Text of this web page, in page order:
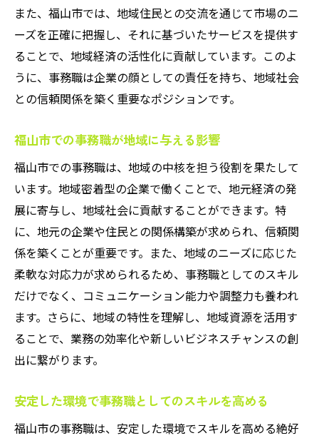
また、福山市では、地域住民との交流を通じて市場のニ
ーズを正確に把握し、それに基づいたサービスを提供す
ることで、地域経済の活性化に貢献しています。このよ
うに、事務職は企業の顔としての責任を持ち、地域社会
との信頼関係を築く重要なポジションです。
福山市での事務職が地域に与える影響
福山市での事務職は、地域の中核を担う役割を果たして
います。地域密着型の企業で働くことで、地元経済の発
展に寄与し、地域社会に貢献することができます。特
に、地元の企業や住民との関係構築が求められ、信頼関
係を築くことが重要です。また、地域のニーズに応じた
柔軟な対応力が求められるため、事務職としてのスキル
だけでなく、コミュニケーション能力や調整力も養われ
ます。さらに、地域の特性を理解し、地域資源を活用す
ることで、業務の効率化や新しいビジネスチャンスの創
出に繋がります。
安定した環境で事務職としてのスキルを高める
福山市の事務職は、安定した環境でスキルを高める絶好